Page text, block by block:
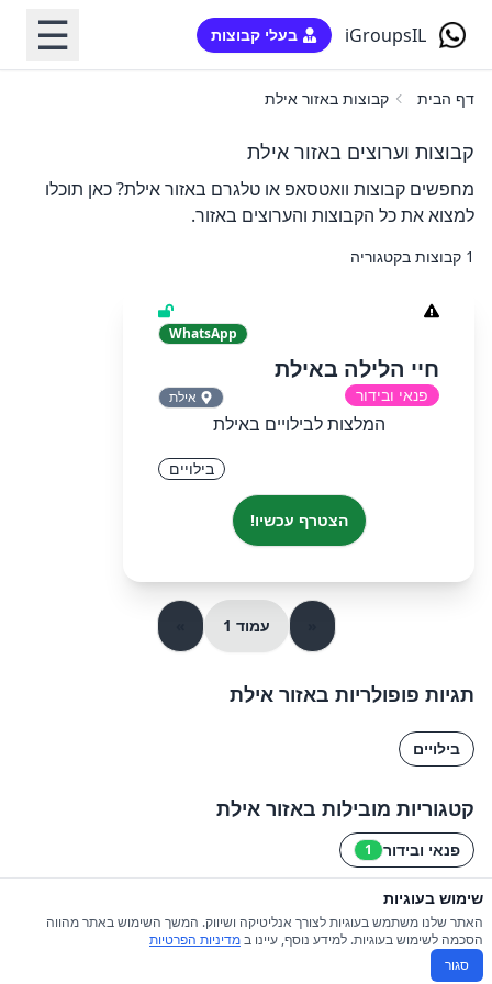
iGroupsIL בעלי קבוצות ☰
דף הבית קבוצות באזור אילת
קבוצות וערוצים באזור אילת
מחפשים קבוצות וואטסאפ או טלגרם באזור אילת? כאן תוכלו
למצוא את כל הקבוצות והערוצים באזור.
1 קבוצות בקטגוריה
WhatsApp
חיי הלילה באילת
פנאי ובידור אילת
המלצות לבילויים באילת
בילויים
הצטרף עכשיו!
עמוד 1
תגיות פופולריות באזור אילת
בילויים
קטגוריות מובילות באזור אילת
פנאי ובידור 1
© 2026 כל הזכויות שמורות ל-iGroupsIL
שימוש בעוגיות
האתר שלנו משתמש בעוגיות לצורך אנליטיקה ושיווק. המשך השימוש באתר מהווה
הסכמה לשימוש בעוגיות. למידע נוסף, עיינו במדיניות הפרטיות
סגור